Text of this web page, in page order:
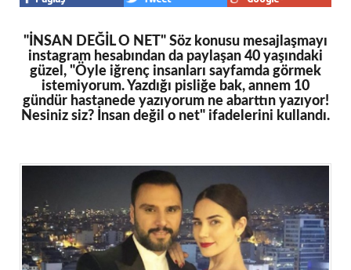
"İNSAN DEĞİL O NET" Söz konusu mesajlaşmayı
instagram hesabından da paylaşan 40 yaşındaki
güzel, "Öyle iğrenç insanları sayfamda görmek
istemiyorum. Yazdığı pisliğe bak, annem 10
gündür hastanede yazıyorum ne abarttın yazıyor!
Nesiniz siz? İnsan değil o net" ifadelerini kullandı.